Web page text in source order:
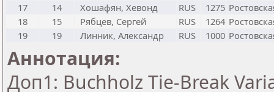
17
14 Хошафян, Хевонд RUS 1275
18
15 Рябцев, Сергей RUS 1264
19
19 Линник, Александр RUS 1000
Аннотация:
Доп1: Buchholz Tie-Break